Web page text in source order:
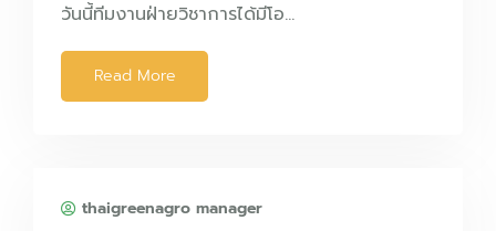
วันนี้ทีมงานฝ่ายวิชาการได้มีโอ…
Read More
thaigreenagro manager